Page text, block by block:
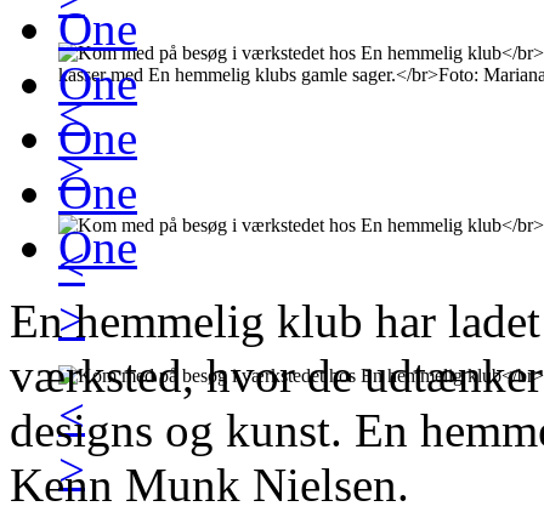
<
>
<
>
<
>
One
One
One
One
One
En hemmelig klub har
værksted, hvor de
designs og kunst. En
Kenn Munk Nielsen.